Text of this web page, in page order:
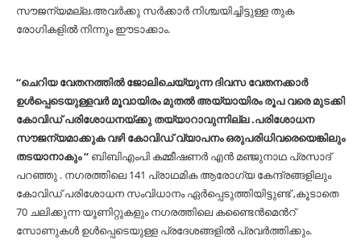
സൗജന്യമല്ല.അവർക്കു സർക്കാർ നിശ്ചയിച്ചിട്ടുള്ള തുക
രോഗികളിൽ നിന്നും ഈടാക്കാം.
“ചെറിയ വേതനത്തിൽ ജോലിചെയ്യുന്ന ദിവസ വേതനക്കാർ
ഉൾപ്പെടെയുള്ളവർ മൂവായിരം മുതൽ അയ്യായിരം രൂപ വരെ മുടക്കി
കോവിഡ് പരിശോധനയ്ക്കു തയ്യാറാവുന്നില്ല .പരിശോധന
സൗജന്യമാക്കുക വഴി കോവിഡ് വ്യാപനം ഒരുപരിധിവരെയെങ്കിലും
തടയാനാകും “ ബിബിഎംപി കമ്മീഷണർ എൻ മഞ്ജുനാഥ പ്രസാദ്
പറഞ്ഞു . നഗരത്തിലെ 141 പ്രാഥമിക ആരോഗ്യ കേന്ദ്രങ്ങളിലും
കോവിഡ് പരിശോധന സംവിധാനം ഏർപ്പെടുത്തിയിട്ടുണ്ട് ,കൂടാതെ
70 ചലിക്കുന്ന യൂണിറ്റുകളും നഗരത്തിലെ കണ്ടൈൻമെൻറ്
സോണുകൾ ഉൾപ്പെടെയുള്ള പ്രദേശങ്ങളിൽ പ്രവർത്തിക്കും.